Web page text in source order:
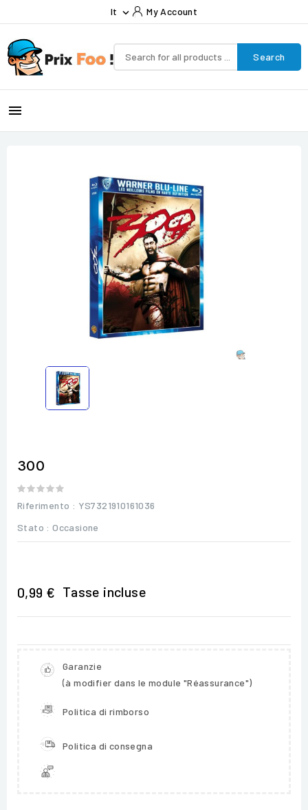
It  My Account
Search

300
Riferimento : YS7321910161036
Stato : Occasione
0,99 € Tasse incluse
Garanzie
(à modifier dans le module "Réassurance")
Politica di rimborso
Politica di consegna